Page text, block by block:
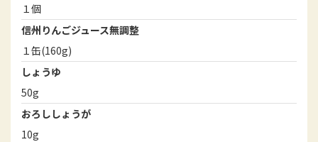
１個
信州りんごジュース無調整
１缶(160g)
しょうゆ
50g
おろししょうが
10g